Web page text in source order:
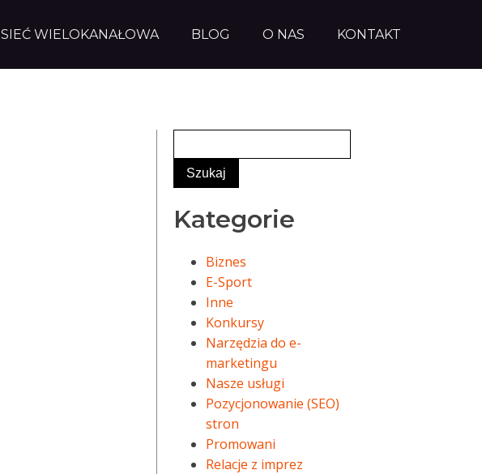
SIEĆ WIELOKANAŁOWA BLOG O NAS KONTAKT
Kategorie
Biznes
E-Sport
Inne
Konkursy
Narzędzia do e-
marketingu
Nasze usługi
Pozycjonowanie (SEO)
stron
Promowani
Relacje z imprez